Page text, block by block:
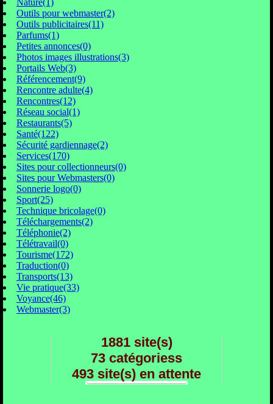
Outils pour webmaster(2)
Outils publicitaires(11)
Parfums(1)
Petites annonces(0)
Photos images illustrations(3)
Portails Web(3)
Référencement(9)
Rencontre adulte(4)
Rencontres(12)
Réseau social(1)
Restaurants(5)
Santé(122)
Sécurité gardiennage(2)
Services(170)
Sites pour collectionneurs(0)
Sites pour Webmasters(0)
Sonnerie logo(0)
Sport(25)
Technique bricolage(0)
Téléchargements(2)
Téléphonie(2)
Télétravail(0)
Tourisme(172)
Traduction(0)
Transports(13)
Vie pratique(33)
Voyance(46)
Webmaster(3)
1881 site(s)
73 catégoriess
493 site(s) en attente